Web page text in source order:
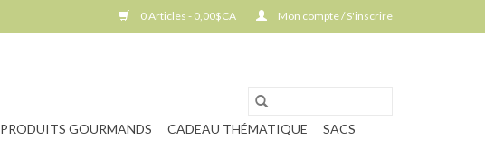
0 Articles - 0,00$CA Mon compte / S'inscrire
PRODUITS GOURMANDS CADEAU THÉMATIQUE
SACS